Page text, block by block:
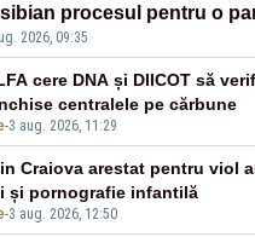
procesul pentru o
2026, 09:35
-3 aug. 2026, 11:29
cere DNA și DIICOT să
centralele pe cărbune
-3 aug. 2026, 12:50
Craiova arestat pentru viol
și pornografie infantilă